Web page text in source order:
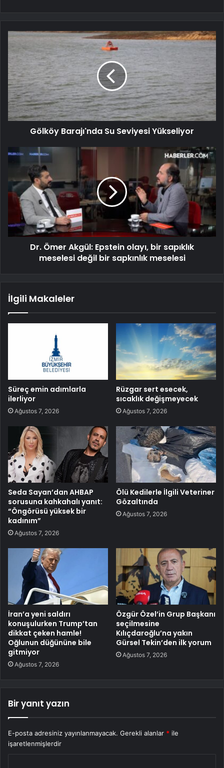
Gölköy Barajı'nda Su Seviyesi Yükseliyor
Dr. Ömer Akgül: Epstein olayı, bir sapıklık
meselesi değil bir sapkınlık meselesi
İlgili Makaleler
Süreç emin adımlarla
ilerliyor
Ağustos 7, 2026
Rüzgar sert esecek,
sıcaklık değişmeyecek
Ağustos 7, 2026
Seda Sayan’dan AHBAP
sorusuna kahkahalı yanıt:
“Öngörüsü yüksek bir
kadınım”
Ağustos 7, 2026
Ölü Kedilerle İlgili Veteriner
Gözaltında
Ağustos 7, 2026
İran’a yeni saldırı
konuşulurken Trump’tan
dikkat çeken hamle!
Oğlunun düğününe bile
gitmiyor
Ağustos 7, 2026
Özgür Özel’in Grup Başkanı
seçilmesine
Kılıçdaroğlu’na yakın
Gürsel Tekin’den ilk yorum
Ağustos 7, 2026
Bir yanıt yazın
E-posta adresiniz yayınlanmayacak. Gerekli alanlar * ile
işaretlenmişlerdir